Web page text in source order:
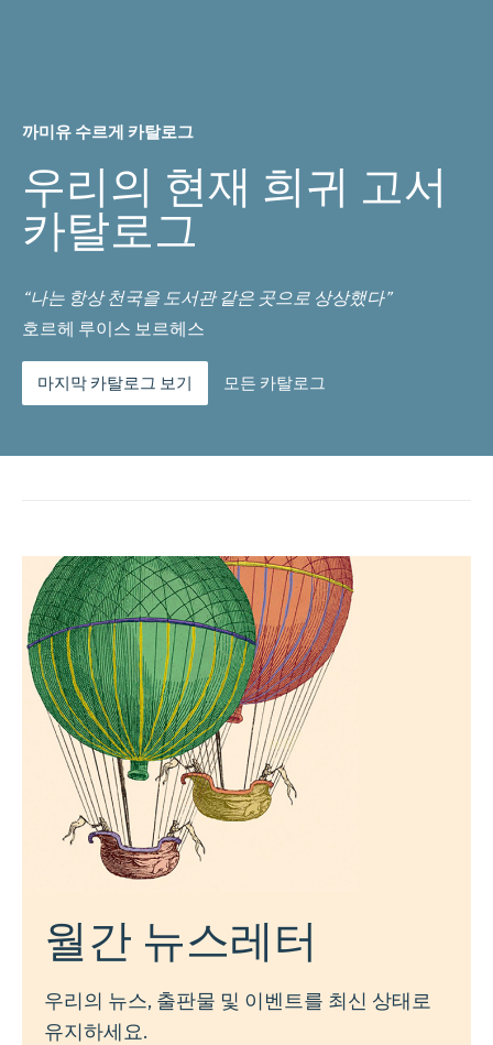
까미유 수르게 카탈로그
우리의 현재 희귀 고서
카탈로그
“나는 항상 천국을 도서관 같은 곳으로 상상했다”
호르헤 루이스 보르헤스
마지막 카탈로그 보기 모든 카탈로그
월간 뉴스레터
우리의 뉴스, 출판물 및 이벤트를 최신 상태로
유지하세요.